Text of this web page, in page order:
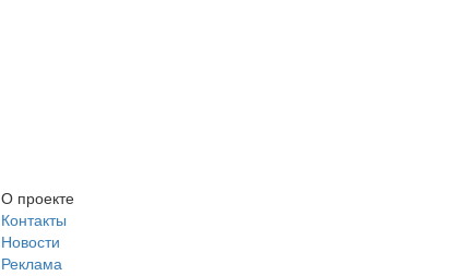
О проекте
Контакты
Новости
Реклама